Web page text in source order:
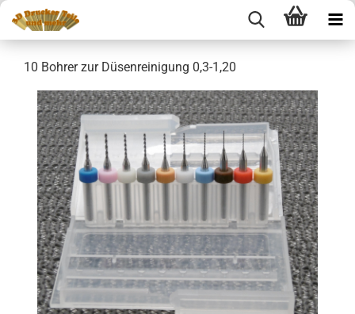
10 Bohrer zur Düsenreinigung 0,3-1,20